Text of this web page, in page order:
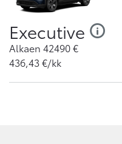
Executive
Alkaen 42490€
436,43€/kk